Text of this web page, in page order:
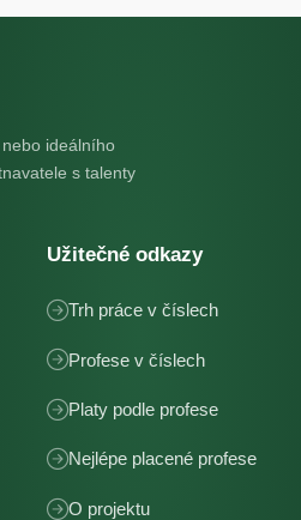
ideálního
s talenty
Užitečné odkazy
Trh práce v číslech
Profese v číslech
Platy podle profese
Nejlépe placené profese
O projektu